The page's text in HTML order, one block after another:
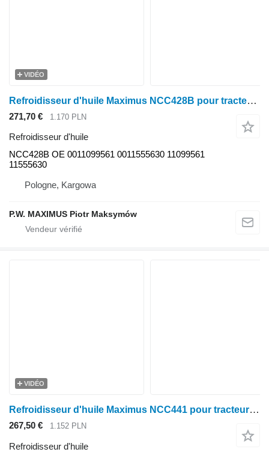
VIDÉO
Refroidisseur d'huile Maximus NCC428B pour tracteur à roues Claas ATOS 240-220 350-330 340-310
271,70 € 1.170 PLN
Refroidisseur d'huile
NCC428B OE 0011099561 0011555630 11099561
11555630
Pologne, Kargowa
P.W. MAXIMUS Piotr Maksymów
VIDÉO
Refroidisseur d'huile Maximus NCC441 pour tracteur à roues Massey Ferguson MF 6485 MF 6490 T3 MF 6495 T3 MF 6497 T3 MF 6499 T3
267,50 € 1.152 PLN
Refroidisseur d'huile